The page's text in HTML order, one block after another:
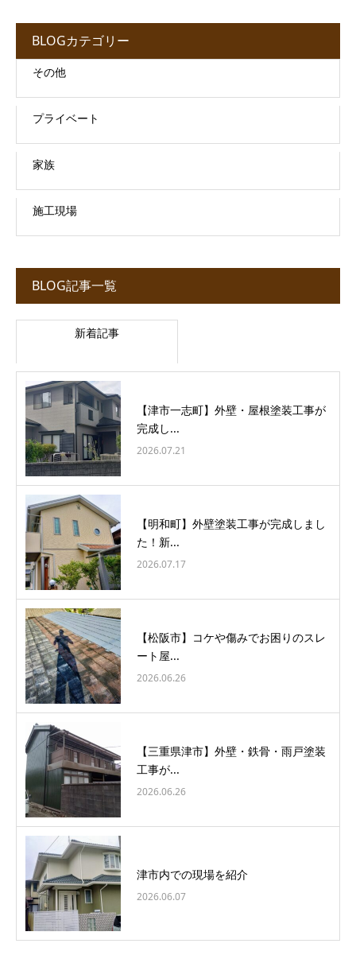
BLOGカテゴリー
その他
プライベート
家族
施工現場
BLOG記事一覧
新着記事
【津市一志町】外壁・屋根塗装工事が
完成し...
2026.07.21
【明和町】外壁塗装工事が完成しまし
た！新...
2026.07.17
【松阪市】コケや傷みでお困りのスレ
ート屋...
2026.06.26
【三重県津市】外壁・鉄骨・雨戸塗装
工事が...
2026.06.26
津市内での現場を紹介
2026.06.07